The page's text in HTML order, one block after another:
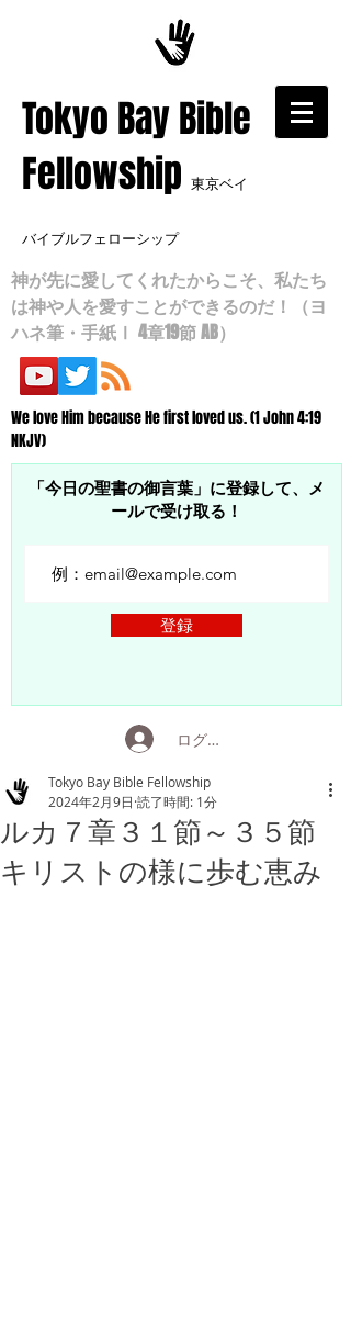
​Tokyo Bay Bible
Fellowship 東京ベイ
バイブルフェローシップ
神が先に愛してくれたからこそ、私たち
は神や人を愛すことができるのだ！（ヨ
ハネ筆・手紙Ⅰ 4章19節 AB）
We love Him because He first loved us. (1 John 4:19
NKJV)
「今日の聖書の御言葉」に登録して、メ
ールで受け取る！
登録
ログイン
ルカ７章３１節～３５節
キリストの様に歩む恵み
Tokyo Bay Bible Fellowship
2024年2月9日 読了時間: 1分